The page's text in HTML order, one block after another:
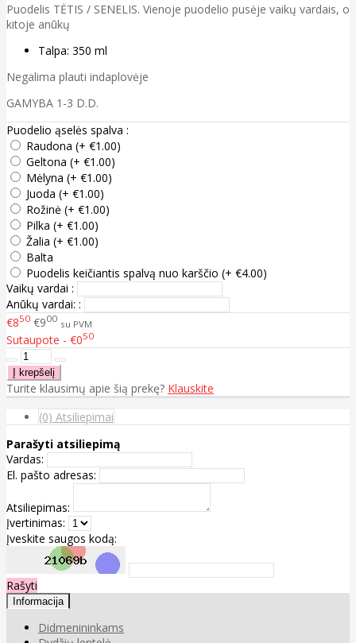
Puodelis TĖTIS / SENELIS. Vienoje puodelio pusėje vaikų vardais, o
kitoje anūkų
Talpa: 350 ml
Negalima plauti indaplovėje
GAMYBA 1-3 D.D.
Puodelio ąselės spalva :
Raudona (+ €1.00)
Geltona (+ €1.00)
Mėlyna (+ €1.00)
Juoda (+ €1.00)
Rožinė (+ €1.00)
Pilka (+ €1.00)
Žalia (+ €1.00)
Balta
Puodelis keičiantis spalvą nuo karščio (+ €4.00)
Vaikų vardai :
Anūkų vardai: :
€850 €900 su PVM
Sutaupote - €050
Turite klausimų apie šią prekę? Klauskite
(0) Atsiliepimai
Parašyti atsiliepimą
Vardas:
El. pašto adresas:
Atsiliepimas:
Įvertinimas:
Įveskite saugos kodą:
Rašyti
Informacija
Didmenininkams